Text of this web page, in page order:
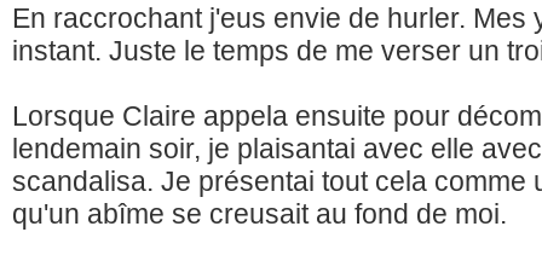
En raccrochant j'eus envie de hurler. Mes
instant. Juste le temps de me verser un
Lorsque Claire appela ensuite pour
lendemain soir, je plaisantai avec elle
scandalisa. Je présentai tout cela comme
qu'un abîme se creusait au fond de moi.